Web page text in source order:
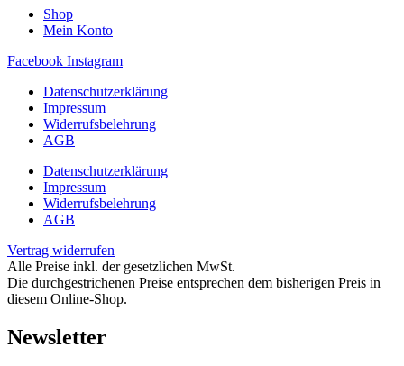
Shop
Mein Konto
Facebook Instagram
Datenschutzerklärung
Impressum
Widerrufsbelehrung
AGB
Datenschutzerklärung
Impressum
Widerrufsbelehrung
AGB
Vertrag widerrufen
Alle Preise inkl. der gesetzlichen MwSt.
Die durchgestrichenen Preise entsprechen dem bisherigen Preis in
diesem Online-Shop.
Newsletter